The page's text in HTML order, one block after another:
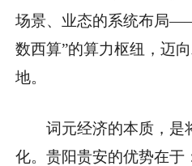
场景、业态的系统布局
数西算”的算力枢纽，迈
地。
词元经济的本质，是
化。贵阳贵安的优势在于